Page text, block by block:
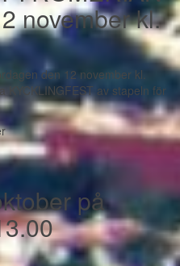
november kl.
den 12 november kl.
KYCKLINGFEST av stapeln för
på